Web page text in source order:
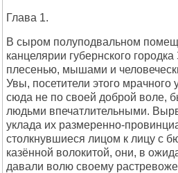
Глава 1.
В сыром полуподвальном
канцелярии губернского
плесенью, мышами и
Увы, посетители этого
сюда не по своей доброй воле,
людьми впечатлительными.
уклада их размеренно-
столкнувшиеся лицом к лицу с
казённой волокитой, они, в
давали волю своему